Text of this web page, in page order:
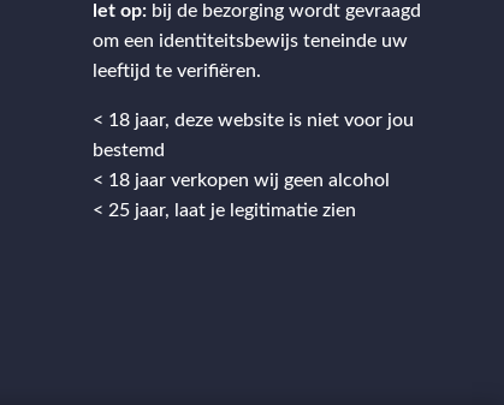
let op: bij de bezorging wordt gevraagd
om een identiteitsbewijs teneinde uw
leeftijd te verifiëren.
< 18 jaar, deze website is niet voor jou
bestemd
< 18 jaar verkopen wij geen alcohol
< 25 jaar, laat je legitimatie zien